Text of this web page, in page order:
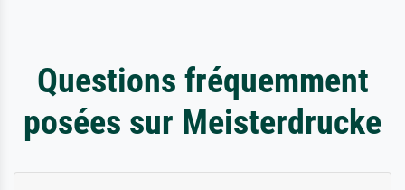
Questions fréquemment
posées sur Meisterdrucke